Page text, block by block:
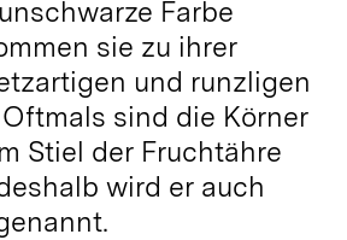
Farbe
sie zu ihrer
und runzligen
sind die Körner
Stiel der Fruchtähre
wird er auch